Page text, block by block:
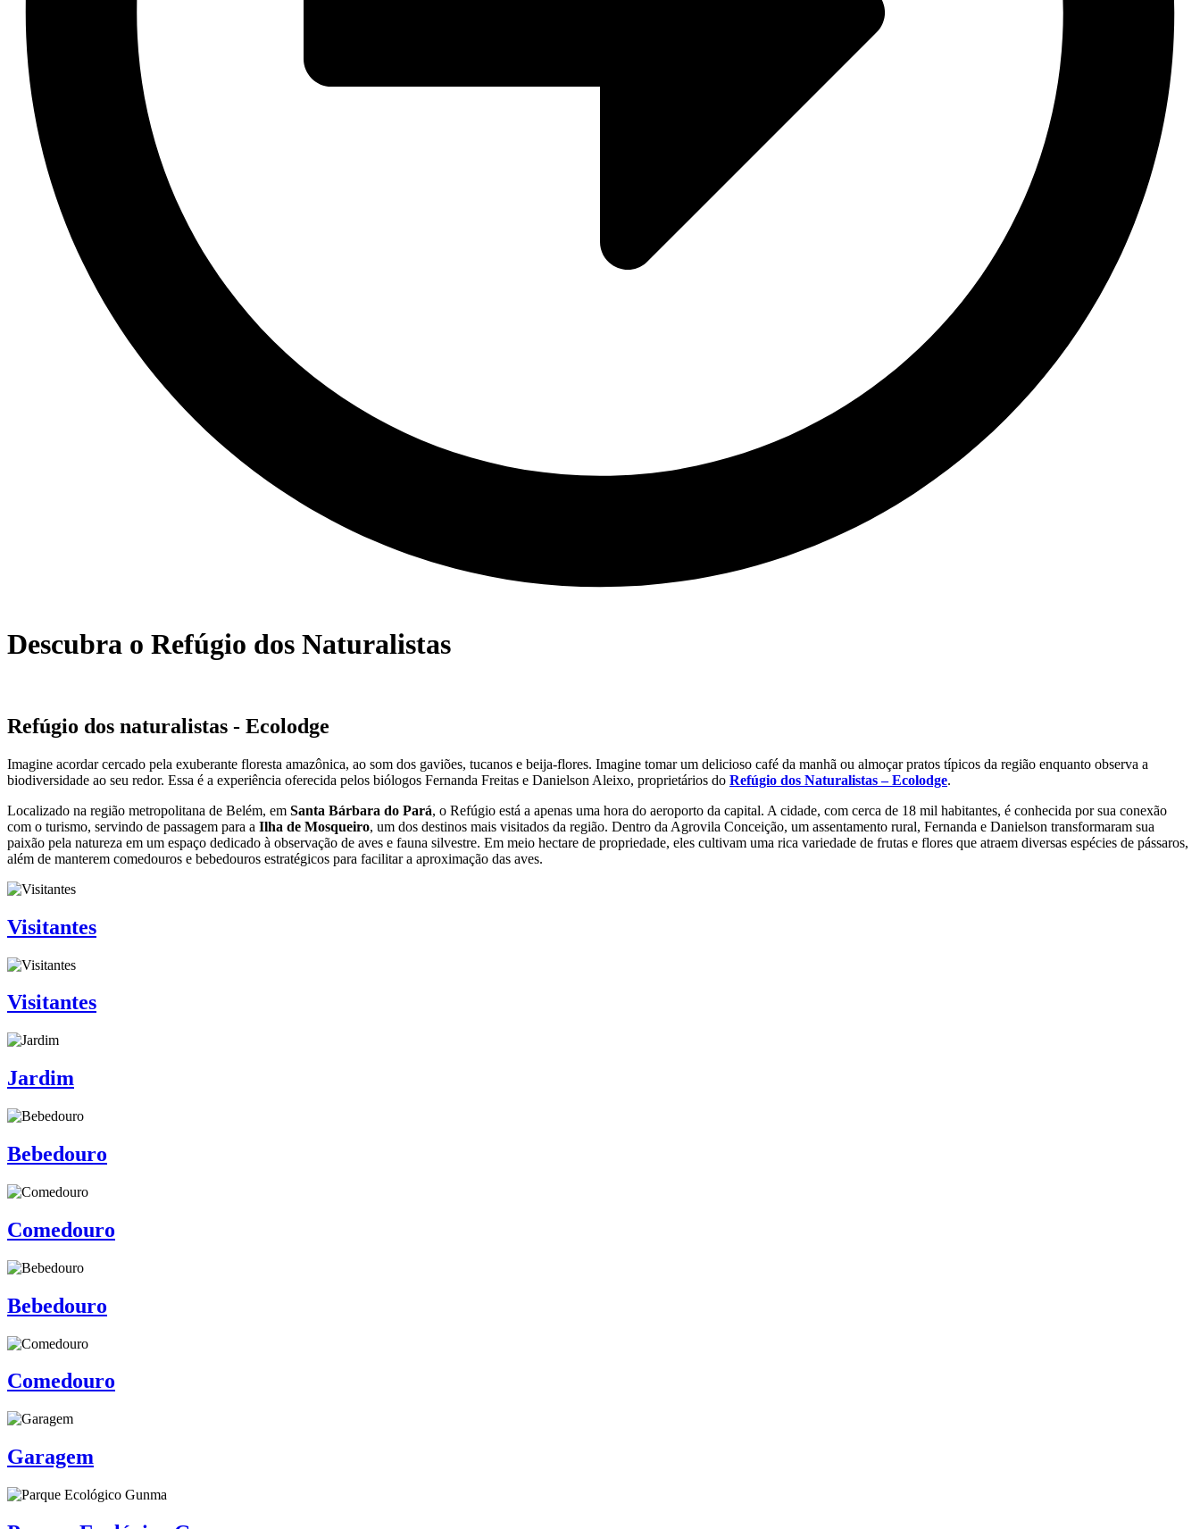
Descubra o Refúgio dos Naturalistas
Refúgio dos naturalistas - Ecolodge
Imagine acordar cercado pela exuberante floresta amazônica, ao som dos gaviões, tucanos e beija-flores. Imagine tomar um delicioso café da manhã ou almoçar pratos típicos da região enquanto observa a
biodiversidade ao seu redor. Essa é a experiência oferecida pelos biólogos Fernanda Freitas e Danielson Aleixo, proprietários do Refúgio dos Naturalistas – Ecolodge.
Localizado na região metropolitana de Belém, em Santa Bárbara do Pará, o Refúgio está a apenas uma hora do aeroporto da capital. A cidade, com cerca de 18 mil habitantes, é conhecida por sua conexão
com o turismo, servindo de passagem para a Ilha de Mosqueiro, um dos destinos mais visitados da região. Dentro da Agrovila Conceição, um assentamento rural, Fernanda e Danielson transformaram sua
paixão pela natureza em um espaço dedicado à observação de aves e fauna silvestre. Em meio hectare de propriedade, eles cultivam uma rica variedade de frutas e flores que atraem diversas espécies de pássaros,
além de manterem comedouros e bebedouros estratégicos para facilitar a aproximação das aves.
Visitantes
Visitantes
Jardim
Bebedouro
Comedouro
Bebedouro
Comedouro
Garagem